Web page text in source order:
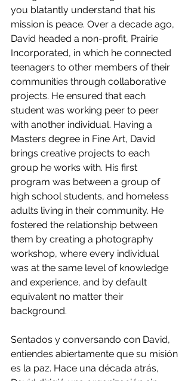
you blatantly understand that his
mission is peace. Over a decade ago,
David headed a non-profit, Prairie
Incorporated, in which he connected
teenagers to other members of their
communities through collaborative
projects. He ensured that each
student was working peer to peer
with another individual. Having a
Masters degree in Fine Art, David
brings creative projects to each
group he works with. His first
program was between a group of
high school students, and homeless
adults living in their community. He
fostered the relationship between
them by creating a photography
workshop, where every individual
was at the same level of knowledge
and experience, and by default
equivalent no matter their
background.
Sentados y conversando con David,
entiendes abiertamente que su misión
es la paz. Hace una década atrás,